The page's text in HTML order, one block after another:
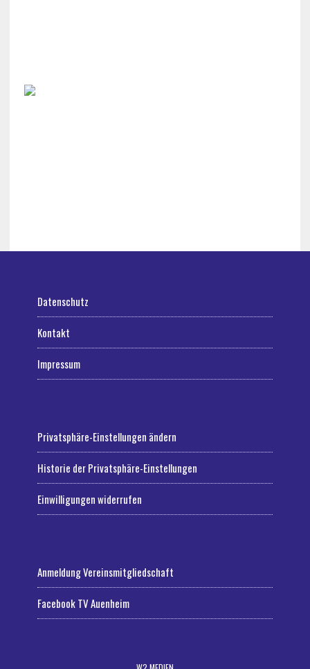
Datenschutz
Kontakt
Impressum
Privatsphäre-Einstellungen ändern
Historie der Privatsphäre-Einstellungen
Einwilligungen widerrufen
Anmeldung Vereinsmitgliedschaft
Facebook TV Auenheim